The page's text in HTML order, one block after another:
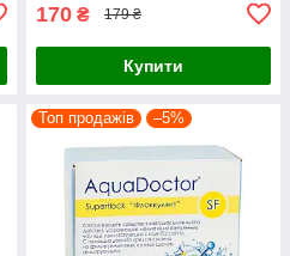
170 ₴ 179 ₴
Купити
Топ продажів –5%